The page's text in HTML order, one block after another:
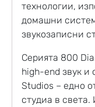
технологии,
домашни
звукозаписни
Серията 800
high-end звук и
Studios – едно
студиа в